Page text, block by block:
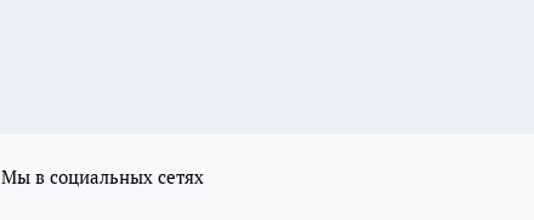
Мы в социальных сетях